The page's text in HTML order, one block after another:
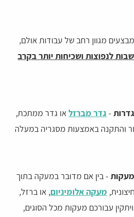
מגוון רחב של עבודות אולם,
לנפוצות ושכיחות יותר בקרב
- גדר מברזלאו גדר ממתכת,
והתקנה באמצעות מסגריה במעלה
- בין אם מדובר במעקה בתוך
מעקה אלומיניום, או ברזל,
עבורכם מעקות מכל הסוגים,